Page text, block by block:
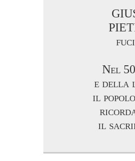
Nel
e della
il
il